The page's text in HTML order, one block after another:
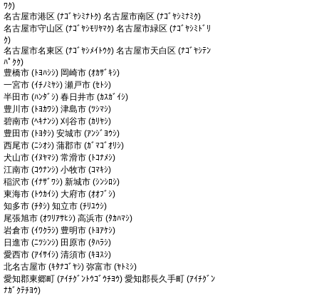
ﾜｸ)
名古屋市港区 (ﾅｺﾞﾔｼﾐﾅﾄｸ) 名古屋市南区 (ﾅｺﾞﾔｼﾐﾅﾐｸ)
名古屋市守山区 (ﾅｺﾞﾔｼﾓﾘﾔﾏｸ) 名古屋市緑区 (ﾅｺﾞﾔｼﾐﾄﾞﾘ
ｸ)
名古屋市名東区 (ﾅｺﾞﾔｼﾒｲﾄｳｸ) 名古屋市天白区 (ﾅｺﾞﾔｼﾃﾝ
ﾊﾟｸｸ)
豊橋市 (ﾄﾖﾊｼｼ) 岡崎市 (ｵｶｻﾞｷｼ)
一宮市 (ｲﾁﾉﾐﾔｼ) 瀬戸市 (ｾﾄｼ)
半田市 (ﾊﾝﾀﾞｼ) 春日井市 (ｶｽｶﾞｲｼ)
豊川市 (ﾄﾖｶﾜｼ) 津島市 (ﾂｼﾏｼ)
碧南市 (ﾍｷﾅﾝｼ) 刈谷市 (ｶﾘﾔｼ)
豊田市 (ﾄﾖﾀｼ) 安城市 (ｱﾝｼﾞﾖｳｼ)
西尾市 (ﾆｼｵｼ) 蒲郡市 (ｶﾞﾏｺﾞｵﾘｼ)
犬山市 (ｲﾇﾔﾏｼ) 常滑市 (ﾄｺﾅﾒｼ)
江南市 (ｺｳﾅﾝｼ) 小牧市 (ｺﾏｷｼ)
稲沢市 (ｲﾅｻﾞﾜｼ) 新城市 (ｼﾝｼﾛｼ)
東海市 (ﾄｳｶｲｼ) 大府市 (ｵｵﾌﾞｼ)
知多市 (ﾁﾀｼ) 知立市 (ﾁﾘﾕｳｼ)
尾張旭市 (ｵﾜﾘｱｻﾋｼ) 高浜市 (ﾀｶﾊﾏｼ)
岩倉市 (ｲﾜｸﾗｼ) 豊明市 (ﾄﾖｱｹｼ)
日進市 (ﾆﾂｼﾝｼ) 田原市 (ﾀﾊﾗｼ)
愛西市 (ｱｲｻｲｼ) 清須市 (ｷﾖｽｼ)
北名古屋市 (ｷﾀﾅｺﾞﾔｼ) 弥富市 (ﾔﾄﾐｼ)
愛知郡東郷町 (ｱｲﾁｸﾞﾝﾄｳｺﾞｳﾁﾖｳ) 愛知郡長久手町 (ｱｲﾁｸﾞﾝ
ﾅｶﾞｸﾃﾁﾖｳ)